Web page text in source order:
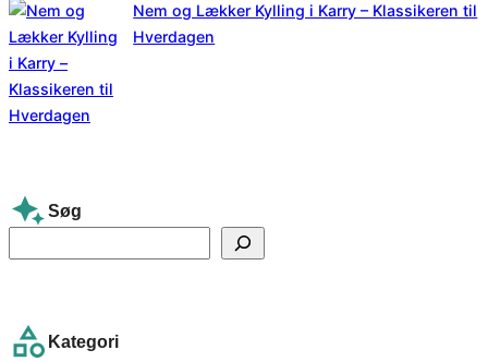
Nem og Lækker Kylling i Karry – Klassikeren til
Hverdagen
Søg
e
c
Kategori